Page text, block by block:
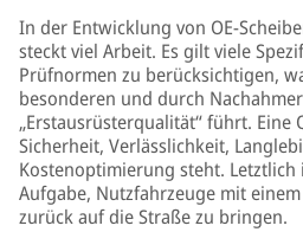
In der Entwicklung von OE-
steckt viel Arbeit. Es gilt viele
Prüfnormen zu berücksichtigen,
besonderen und durch
„Erstausrüsterqualität“ führt.
Sicherheit, Verlässlichkeit,
Kostenoptimierung steht. Letztlich
Aufgabe, Nutzfahrzeuge mit
zurück auf die Straße zu bringen.